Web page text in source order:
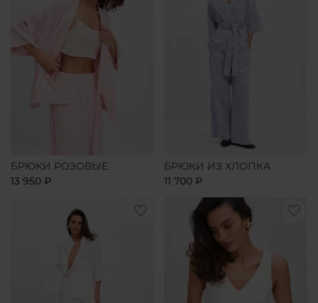
БРЮКИ РОЗОВЫЕ
13 950 ₽
БРЮКИ ИЗ ХЛОПКА
11 700 ₽